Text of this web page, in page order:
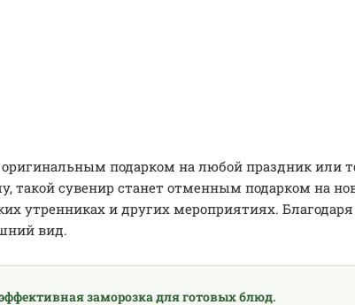
подарком на любой праздник или
такой сувенир станет отменным подарком на
утренниках и других мероприятиях.
вид.
заморозка для готовых блюд.